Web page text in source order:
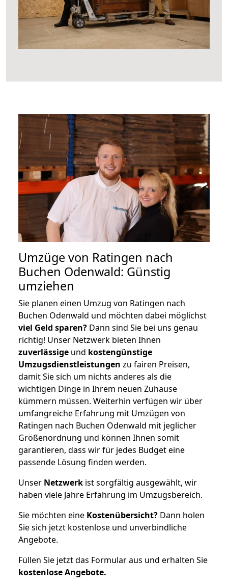
Umzüge von Ratingen nach
Buchen Odenwald: Günstig
umziehen
Sie planen einen Umzug von Ratingen nach
Buchen Odenwald und möchten dabei möglichst
viel Geld sparen? Dann sind Sie bei uns genau
richtig! Unser Netzwerk bieten Ihnen
zuverlässige und kostengünstige
Umzugsdienstleistungen zu fairen Preisen,
damit Sie sich um nichts anderes als die
wichtigen Dinge in Ihrem neuen Zuhause
kümmern müssen. Weiterhin verfügen wir über
umfangreiche Erfahrung mit Umzügen von
Ratingen nach Buchen Odenwald mit jeglicher
Größenordnung und können Ihnen somit
garantieren, dass wir für jedes Budget eine
passende Lösung finden werden.
Unser Netzwerk ist sorgfältig ausgewählt, wir
haben viele Jahre Erfahrung im Umzugsbereich.
Sie möchten eine Kostenübersicht? Dann holen
Sie sich jetzt kostenlose und unverbindliche
Angebote.
Füllen Sie jetzt das Formular aus und erhalten Sie
kostenloseAngebote.